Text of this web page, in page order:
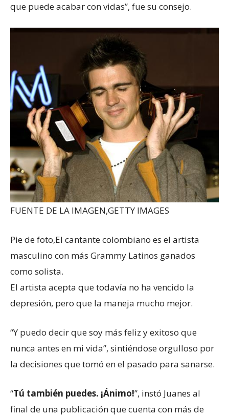
que puede acabar con vidas”, fue su consejo.
FUENTE DE LA IMAGEN,GETTY IMAGES
Pie de foto,El cantante colombiano es el artista
masculino con más Grammy Latinos ganados
como solista.
El artista acepta que todavía no ha vencido la
depresión, pero que la maneja mucho mejor.
“Y puedo decir que soy más feliz y exitoso que
nunca antes en mi vida”, sintiéndose orgulloso por
la decisiones que tomó en el pasado para sanarse.
“Tú también puedes. ¡Ánimo!”, instó Juanes al
final de una publicación que cuenta con más de